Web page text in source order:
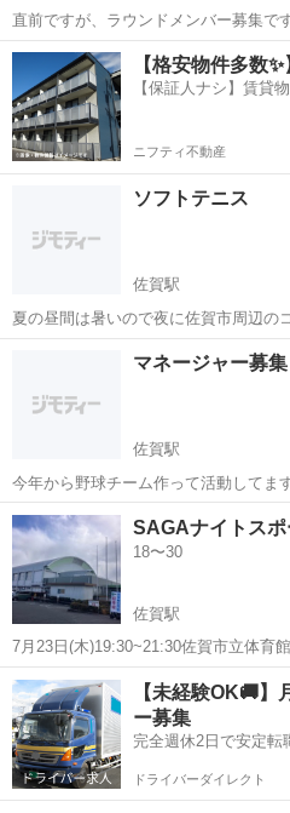
直前ですが、ラウンドメンバー募集で
ージ90と120の2人です。 料金は、割
ます。 連絡お待ちしています。
佐賀 多久市 多久駅 ゴルフ
【格安物件多数
【保証人ナシ】賃貸
ニフティ不動産
ソフトテニス
佐賀駅
夏の昼間は暑いので夜に佐賀市周辺の
す。よろしくお願いします 初めての
バーはいません😭
佐賀駅 テニス
マネージャー募
佐賀駅
今年から野球チーム作って活動してま
と楽しくなると思うので体験とかでも
らメッセージください！ 友達誘ってと
平均年齢は20代がほとんどのチームです
佐賀 佐賀市 佐賀駅 野球
SAGAナイトス
18〜30
佐賀駅
7月23日(木)19:30~21:30佐賀市立体育
の12:00までに人数確保出来ましたら
場合は中止とさせていただきます。 持ち物は 熱中症対策用の品 体育
館用シュ...
佐賀 佐賀市 佐賀駅 バドミ
【未経験OK🚚】
ー募集
完全週休2日で安定転
ドライバーダイレクト